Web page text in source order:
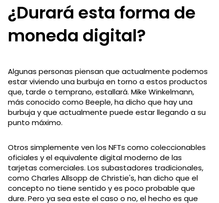
¿Durará esta forma de
moneda digital?
Algunas personas piensan que actualmente podemos
estar viviendo una burbuja en torno a estos productos
que, tarde o temprano, estallará. Mike Winkelmann,
más conocido como Beeple, ha dicho que hay una
burbuja y que actualmente puede estar llegando a su
punto máximo.
Otros simplemente ven los NFTs como coleccionables
oficiales y el equivalente digital moderno de las
tarjetas comerciales. Los subastadores tradicionales,
como Charles Allsopp de Christie's, han dicho que el
concepto no tiene sentido y es poco probable que
dure. Pero ya sea este el caso o no, el hecho es que